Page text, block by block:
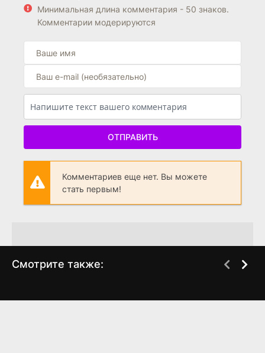
Минимальная длина комментария - 50 знаков.
Комментарии модерируются
ОТПРАВИТЬ
Комментариев еще нет. Вы можете
стать первым!
Смотрите также: